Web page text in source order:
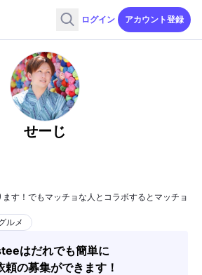
ログイン アカウント登録
せーじ
す！でもマッチョな人とコラボするとマッチョ
ルメ
はだれでも簡単に
頼の募集ができます！